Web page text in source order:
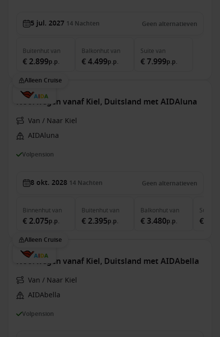
5 jul. 2027 14 Nachten Geen alternatieven
Buitenhutvan
€ 2.899p.p.
Balkonhutvan
€ 4.499p.p.
Suite van
€ 7.999p.p.
Alleen Cruise
Noorwegen vanaf Kiel, Duitsland met AIDAluna
Van / Naar Kiel
AIDAluna
Volpension
8 okt. 2028 14 Nachten Geen alternatieven
Binnenhutvan
€ 2.075p.p.
Buitenhutvan
€ 2.395p.p.
Balkonhutvan
€ 3.480p.p.
Suite
€
Alleen Cruise
Noorwegen vanaf Kiel, Duitsland met AIDAbella
Van / Naar Kiel
AIDAbella
Volpension